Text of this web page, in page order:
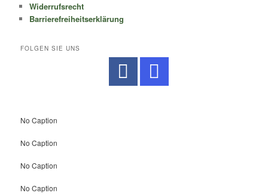
Widerrufsrecht
Barrierefreiheitserklärung
FOLGEN SIE UNS
No Caption
No Caption
No Caption
No Caption